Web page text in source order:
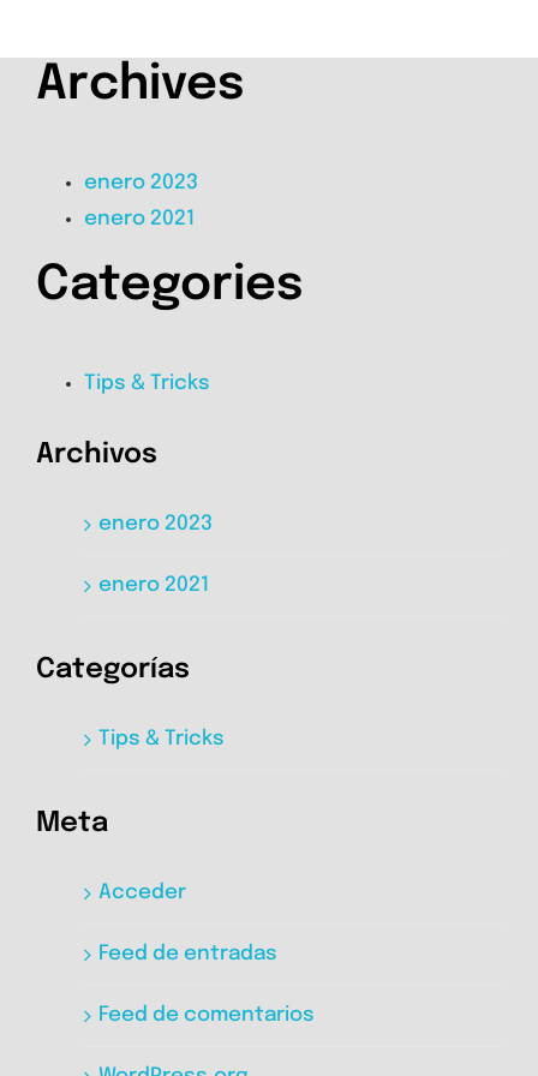
Archives
enero 2023
enero 2021
Categories
Tips & Tricks
Archivos
enero 2023
enero 2021
Categorías
Tips & Tricks
Meta
Acceder
Feed de entradas
Feed de comentarios